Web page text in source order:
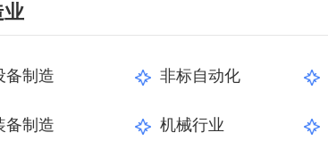
交期管理
数据可视化
业
备制造 非标自动化
备制造 机械行业